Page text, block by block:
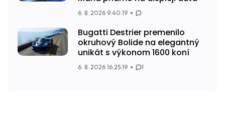
6. 8. 2026 9:40:19
Bugatti Destrier premenilo
okruhový Bolide na elegantný
unikát s výkonom 1600 koní
6. 8. 2026 16:25:19 1